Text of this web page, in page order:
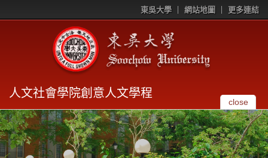
東吳大學 網站地圖 更多連結
人文社會學院創意人文學程
close